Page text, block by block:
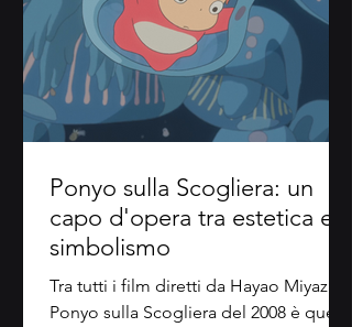
Ponyo sulla Scogliera: un
capo d'opera tra estetica e
simbolismo
Tra tutti i film diretti da Hayao Miyazaki,
Ponyo sulla Scogliera del 2008 è quello